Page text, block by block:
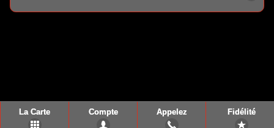
La Carte Compte Appelez Fidélité